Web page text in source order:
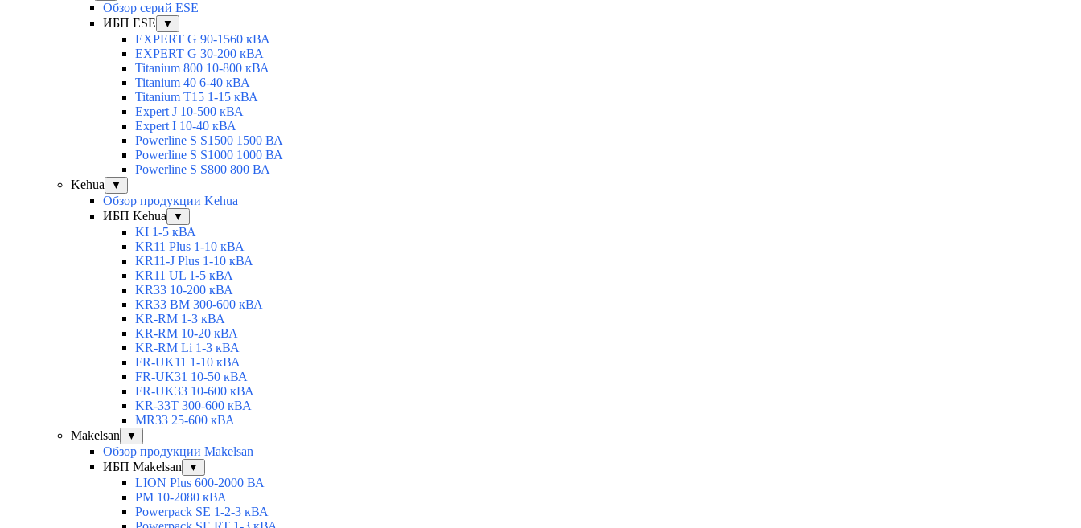
Обзор серий ESE
ИБП ESE
▼
EXPERT G 90-1560 кВА
EXPERT G 30-200 кВА
Titanium 800 10-800 кВА
Titanium 40 6-40 кВА
Titanium T15 1-15 кВА
Expert J 10-500 кВА
Expert I 10-40 кВА
Powerline S S1500 1500 ВА
Powerline S S1000 1000 ВА
Powerline S S800 800 ВА
Kehua
▼
Обзор продукции Kehua
ИБП Kehua
▼
KI 1-5 кВА
KR11 Plus 1-10 кВА
KR11-J Plus 1-10 кВА
KR11 UL 1-5 кВА
KR33 10-200 кВА
KR33 BM 300-600 кВА
KR-RM 1-3 кВА
KR-RM 10-20 кВА
KR-RM Li 1-3 кВА
FR-UK11 1-10 кВА
FR-UK31 10-50 кВА
FR-UK33 10-600 кВА
KR-33T 300-600 кВА
MR33 25-600 кВА
Makelsan
▼
Обзор продукции Makelsan
ИБП Makelsan
▼
LION Plus 600-2000 ВА
PM 10-2080 кВА
Powerpack SE 1-2-3 кВА